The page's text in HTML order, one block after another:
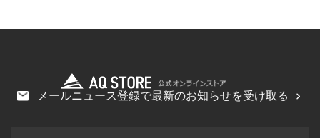
メールニュース登録で最新のお知らせを受け取る